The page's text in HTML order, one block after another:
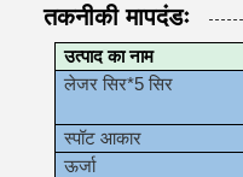
तकनीकी मापदंडः
उत्पाद का नाम
लेजर सिर*5 सिर
स्पॉट आकार
ऊर्जा